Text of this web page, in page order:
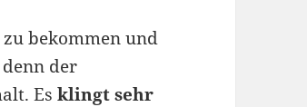
bekommen und
der
Esklingt sehr